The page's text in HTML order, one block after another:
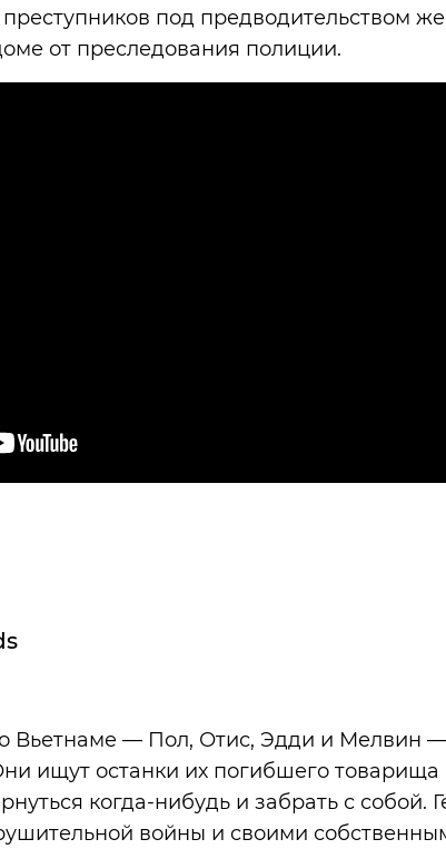
под предводительством
от преследования полиции.
Вьетнаме — Пол, Отис, Эдди и Мелвин
ищут останки их погибшего
когда-нибудь и забрать с собой.
войны и своими